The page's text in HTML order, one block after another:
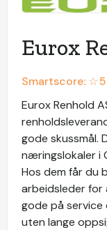
Eurox
Smartscore: ☆
Eurox Renhold
gode skussmål.
næringslokaler i
Hos dem får du
arbeidsleder for
gode på
uten lange